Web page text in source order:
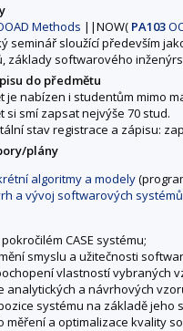
Methods ||NOW( PA103
seminář sloužící především
základy softwarového
do předmětu
je nabízen i studentům mimo
si smí zapsat nejvýše 70 stud.
stav registrace a zápisu:
plány
algoritmy a modely
a vývoj softwarových systémů
CASE systému;
smyslu a užitečnosti
vlastností vybraných
analytických a návrhových
systému na základě jeho
měření a optimalizace kvality